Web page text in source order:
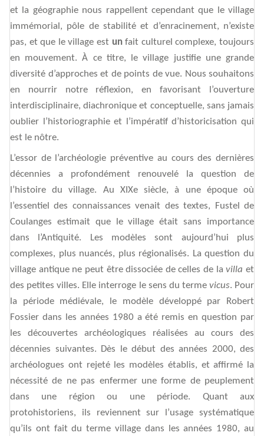
et la géographie nous rappellent cependant que le village
immémorial, pôle de stabilité et d’enracinement, n’existe
pas, et que le village est unfait culturel complexe, toujours
en mouvement. À ce titre, le village justifie une grande
diversité d’approches et de points de vue. Nous souhaitons
en nourrir notre réflexion, en favorisant l’ouverture
interdisciplinaire, diachronique et conceptuelle, sans jamais
oublier l’historiographie et l’impératif d’historicisation qui
est le nôtre.
L’essor de l’archéologie préventive au cours des dernières
décennies a profondément renouvelé la question de
l’histoire du village. Au XIXe siècle, à une époque où
l’essentiel des connaissances venait des textes, Fustel de
Coulanges estimait que le village était sans importance
dans l’Antiquité. Les modèles sont aujourd’hui plus
complexes, plus nuancés, plus régionalisés. La question du
village antique ne peut être dissociée de celles de lavilla et
des petites villes. Elle interroge le sens du terme vicus. Pour
la période médiévale, le modèle développé par Robert
Fossier dans les années 1980 a été remis en question par
les découvertes archéologiques réalisées au cours des
décennies suivantes. Dès le début des années 2000, des
archéologues ont rejeté les modèles établis, et affirmé la
nécessité de ne pas enfermer une forme de peuplement
dans une région ou une période. Quant aux
protohistoriens, ils reviennent sur l’usage systématique
qu’ils ont fait du terme village dans les années 1980, au